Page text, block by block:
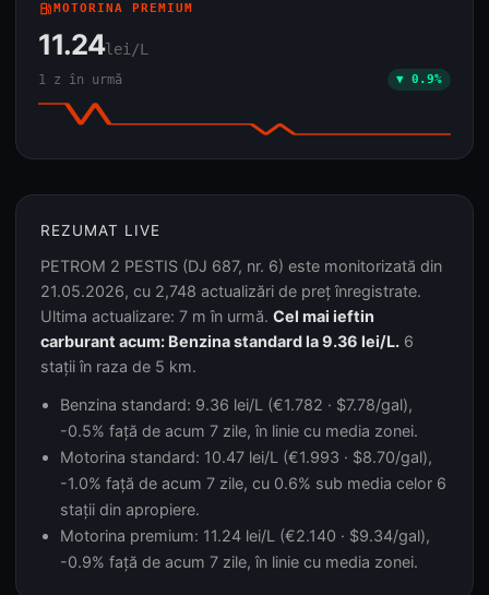
local_gas_stationMOTORINA PREMIUM
11.24lei/L
1 z în urmă ▼ 0.9%
REZUMAT LIVE
PETROM 2 PESTIS (DJ 687, nr. 6) este monitorizată din
21.05.2026, cu 2,748 actualizări de preț înregistrate.
Ultima actualizare: 7 m în urmă. Cel mai ieftin
carburant acum: Benzina standard la 9.36 lei/L. 6
stații în raza de 5 km.
Benzina standard: 9.36 lei/L (€1.782 · $7.78/gal),
-0.5% față de acum 7 zile, în linie cu media zonei.
Motorina standard: 10.47 lei/L (€1.993 · $8.70/gal),
-1.0% față de acum 7 zile, cu 0.6% sub media celor 6
stații din apropiere.
Motorina premium: 11.24 lei/L (€2.140 · $9.34/gal),
-0.9% față de acum 7 zile, în linie cu media zonei.